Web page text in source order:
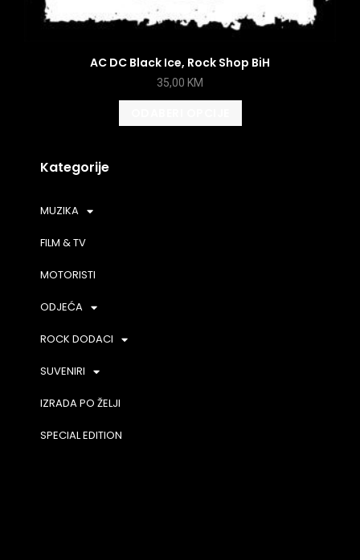
Kategorije
MUZIKA
FILM & TV
MOTORISTI
ODJEĆA
ROCK DODACI
SUVENIRI
IZRADA PO ŽELJI
SPECIAL EDITION
AC DC Black Ice, Rock Shop BiH
35,00 KM